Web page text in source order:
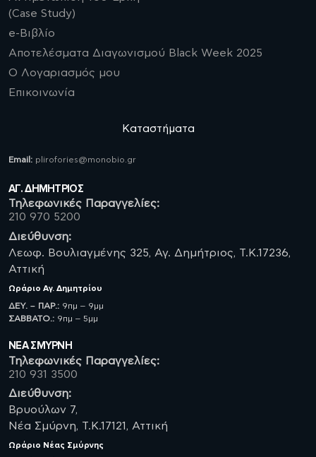
(Case Study)
e-Βιβλίο
Αποτελέσματα Διαγωνισμού Black Week 2025
Ο Λογαριασμός μου
Επικοινωνία
Καταστήματα
Email: plirofories@monobio.gr
ΑΓ. ΔΗΜΗΤΡΙΟΣ
Τηλεφωνικές Παραγγελίες:
210 970 5200
Διεύθυνση:
Λεωφ. Βουλιαγμένης 325, Αγ. Δημήτριος, Τ.Κ.17236,
Αττική
Ωράριο Αγ. Δημητρίου
ΔΕΥ. – ΠΑΡ.: 9πμ – 9μμ
ΣΑΒBATO.: 9πμ – 5μμ
ΝΈΑ ΣΜΥΡΝΗ
Τηλεφωνικές Παραγγελίες:
210 931 3500
Διεύθυνση:
Βρυούλων 7,
Νέα Σμύρνη, Τ.Κ.17121, Αττική
Ωράριο Νέας Σμύρνης